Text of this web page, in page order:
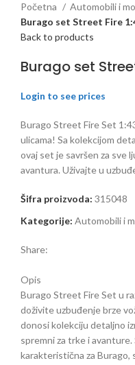
Početna
Automobili i
Burago set Street Fire
Back to products
Burago set
Login to see prices
Burago Street Fire Set
ulicama! Sa kolekcijom
ovaj set je savršen za sve
avantura. Uživajte u
Šifra proizvoda: 315048
Kategorije: Automobili i
Share:
Opis
Burago Street Fire Set u
doživite uzbuđenje brze
donosi kolekciju detaljno
spremni za trke i avanture.
karakteristična za Burago,